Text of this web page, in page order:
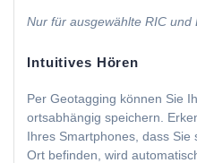
Nur für ausgewählte RIC und
Intuitives Hören
Per Geotagging können Sie
ortsabhängig speichern.
Ihres Smartphones, dass
Ort befinden, wird